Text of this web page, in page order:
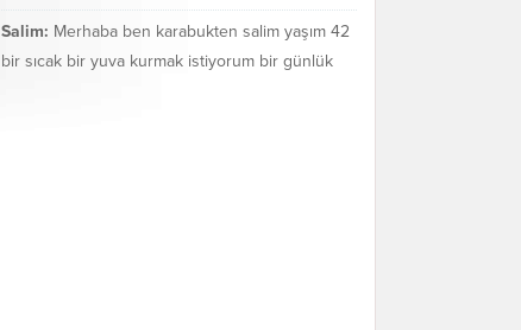
Salim: Merhaba ben karabukten salim yaşım 42
bir sıcak bir yuva kurmak istiyorum bir günlük